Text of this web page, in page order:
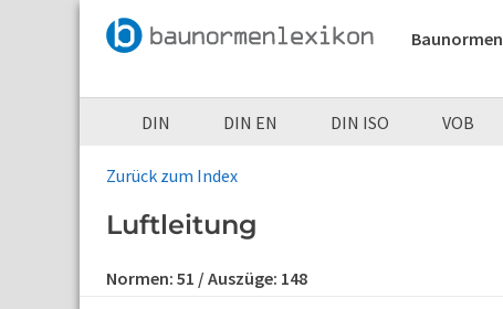
Baunormen
DIN DIN EN DIN ISO VOB
Zurück zum Index
Luftleitung
Normen: 51 / Auszüge: 148